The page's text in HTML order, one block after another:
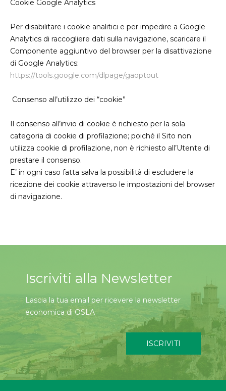
Cookie Google Analytics
Per disabilitare i cookie analitici e per impedire a Google
Analytics di raccogliere dati sulla navigazione, scaricare il
Componente aggiuntivo del browser per la disattivazione
di Google Analytics:
https://tools.google.com/dlpage/gaoptout
Consenso all’utilizzo dei “cookie”
Il consenso all’invio di cookie è richiesto per la sola
categoria di cookie di profilazione; poiché il Sito non
utilizza cookie di profilazione, non è richiesto all’Utente di
prestare il consenso.
E’ in ogni caso fatta salva la possibilità di escludere la
ricezione dei cookie attraverso le impostazioni del browser
di navigazione.
Iscriviti alla Newsletter
Lascia la tua email per ricevere la newsletter
economica di OSLA
ISCRIVITI